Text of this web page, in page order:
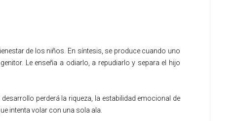
de los niños. En síntesis, se produce cuando uno
Le enseña a odiarlo, a repudiarlo y separa el hijo
perderá la riqueza, la estabilidad emocional de
intenta volar con una sola ala.